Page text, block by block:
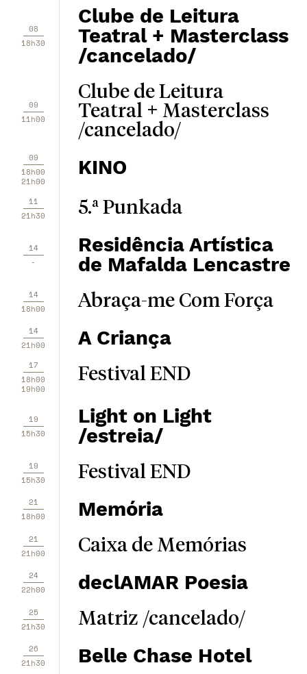
08
18h30
Clube de Leitura
Teatral + Masterclass
/cancelado/
09
11h00
Clube de Leitura
Teatral + Masterclass
/cancelado/
09
18h00
21h00
KINO
11
21h30
5.ª Punkada
14
-
Residência Artística
de Mafalda Lencastre
14
18h00
Abraça-me Com Força
14
21h00
A Criança
17
18h00
19h00
Festival END
19
15h30
Light on Light
/estreia/
19
15h30
Festival END
21
18h00
Memória
21
21h00
Caixa de Memórias
24
22h00
declAMAR Poesia
25
21h30
Matriz /cancelado/
26
21h30
Belle Chase Hotel